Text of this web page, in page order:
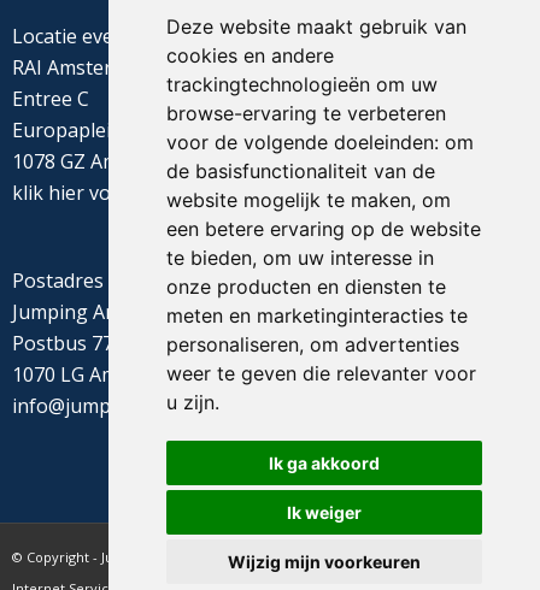
Deze website maakt gebruik van
cookies en andere
trackingtechnologieën om uw
browse-ervaring te verbeteren
voor de volgende doeleinden: om
de basisfunctionaliteit van de
website mogelijk te maken, om
een betere ervaring op de website
te bieden, om uw interesse in
onze producten en diensten te
meten en marketinginteracties te
personaliseren, om advertenties
weer te geven die relevanter voor
u zijn.
Ik ga akkoord
Ik weiger
Wijzig mijn voorkeuren
Locatie evenement
RAI Amsterdam
Entree C
Europaplein 22
1078 GZ Amsterdam
klik hiervoor de routebeschrijving
Postadres
Jumping Amsterdam
Postbus 77655
1070 LG Amsterdam
info@jumpingamsterdam.nl
© Copyright - Jumping Amsterdam - website realisatie CyberNed